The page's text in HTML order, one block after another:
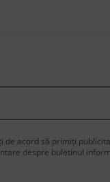
de acord să primiți
despre buletinul